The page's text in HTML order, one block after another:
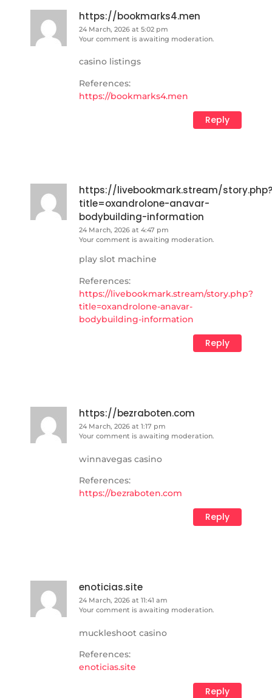
https://bookmarks4.men
24 March, 2026 at 5:02 pm
Your comment is awaiting moderation.
casino listings
References:
https://bookmarks4.men
Reply
https://livebookmark.stream/story.php?
title=oxandrolone-anavar-
bodybuilding-information
24 March, 2026 at 4:47 pm
Your comment is awaiting moderation.
play slot machine
References:
https://livebookmark.stream/story.php?
title=oxandrolone-anavar-
bodybuilding-information
Reply
https://bezraboten.com
24 March, 2026 at 1:17 pm
Your comment is awaiting moderation.
winnavegas casino
References:
https://bezraboten.com
Reply
enoticias.site
24 March, 2026 at 11:41 am
Your comment is awaiting moderation.
muckleshoot casino
References:
enoticias.site
Reply